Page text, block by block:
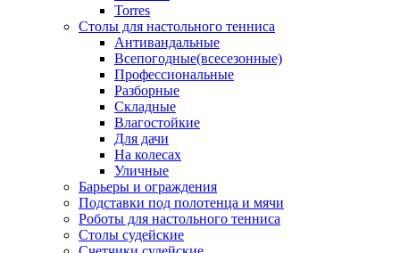
Torres
Столы для настольного тенниса
Антивандальные
Всепогодные(всесезонные)
Профессиональные
Разборные
Складные
Влагостойкие
Для дачи
На колесах
Уличные
Барьеры и ограждения
Подставки под полотенца и мячи
Роботы для настольного тенниса
Столы судейские